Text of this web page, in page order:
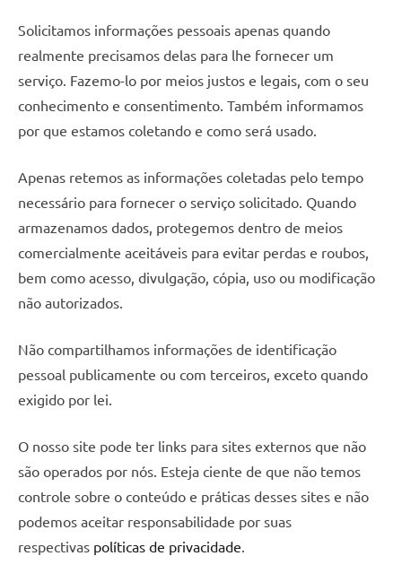
passo
criatividade
da
resina.
Explore
dicas
inspirações
sobre
mesa
de
madeira
resina,
designs
de
mesas
jantar
de
e
as
inovadoras
Solicitamos informações pessoais apenas quando
realmente precisamos delas para lhe fornecer um
serviço. Fazemo-lo por meios justos e legais, com o seu
conhecimento e consentimento. Também informamos
por que estamos coletando e como será usado.
Apenas retemos as informações coletadas pelo tempo
necessário para fornecer o serviço solicitado. Quando
armazenamos dados, protegemos dentro de meios
comercialmente aceitáveis ​​para evitar perdas e roubos,
bem como acesso, divulgação, cópia, uso ou modificação
não autorizados.
Não compartilhamos informações de identificação
pessoal publicamente ou com terceiros, exceto quando
exigido por lei.
O nosso site pode ter links para sites externos que não
são operados por nós. Esteja ciente de que não temos
controle sobre o conteúdo e práticas desses sites e não
podemos aceitar responsabilidade por suas
respectivas políticas de privacidade